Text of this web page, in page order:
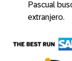
Pascual
extranjero.